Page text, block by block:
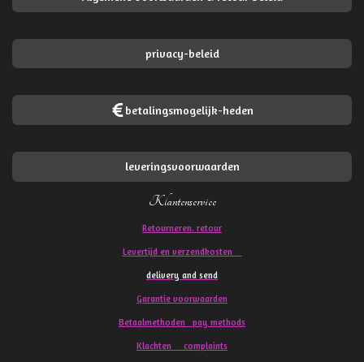
privacy-beleid
betalingsmogelijk-heden
leveringsvoorwaarden
Klantenservice
Retourneren. retour
Levertijd en verzendkosten
delivery and send
Garantie voorwaarden
Betaalmethoden pay methods
Klachten complaints